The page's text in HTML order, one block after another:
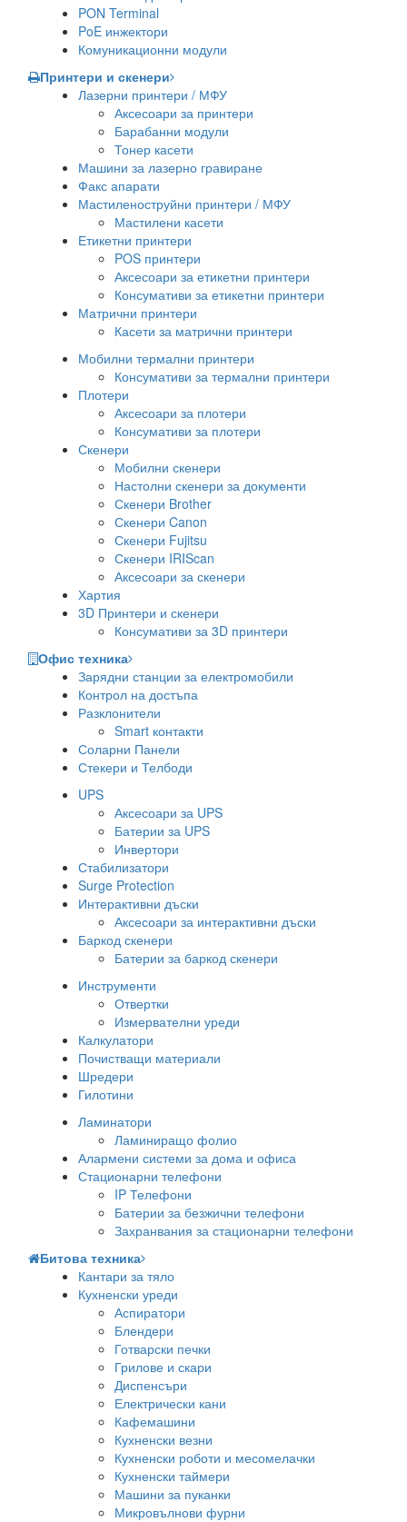
PON Terminal
PoE инжектори
Комуникационни модули
Принтери и скенери
Лазерни принтери / МФУ
Аксесоари за принтери
Барабанни модули
Тонер касети
Машини за лазерно гравиране
Факс апарати
Мастиленоструйни принтери / МФУ
Мастилени касети
Етикетни принтери
POS принтери
Аксесоари за етикетни принтери
Консумативи за етикетни принтери
Матрични принтери
Касети за матрични принтери
Мобилни термални принтери
Консумативи за термални принтери
Плотери
Аксесоари за плотери
Консумативи за плотери
Скенери
Мобилни скенери
Настолни скенери за документи
Скенери Brother
Скенери Canon
Скенери Fujitsu
Скенери IRIScan
Аксесоари за скенери
Хартия
3D Принтери и скенери
Консумативи за 3D принтери
Офис техника
Зарядни станции за електромобили
Контрол на достъпа
Разклонители
Smart контакти
Соларни Панели
Стекери и Телбоди
UPS
Аксесоари за UPS
Батерии за UPS
Инвертори
Стабилизатори
Surge Protection
Интерактивни дъски
Аксесоари за интерактивни дъски
Баркод скенери
Батерии за баркод скенери
Инструменти
Отвертки
Измервателни уреди
Калкулатори
Почистващи материали
Шредери
Гилотини
Ламинатори
Ламиниращо фолио
Алармени системи за дома и офиса
Стационарни телефони
IP Телефони
Батерии за безжични телефони
Захранвания за стационарни телефони
Битова техника
Кантари за тяло
Кухненски уреди
Аспиратори
Блендери
Готварски печки
Грилове и скари
Диспенсъри
Електрически кани
Кафемашини
Кухненски везни
Кухненски роботи и месомелачки
Кухненски таймери
Машини за пуканки
Микровълнови фурни